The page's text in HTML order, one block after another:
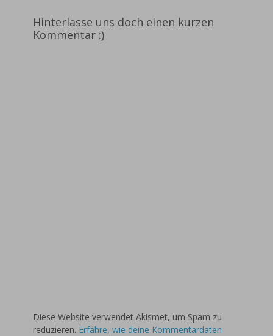
Hinterlasse uns doch einen kurzen
Kommentar :)
Diese Website verwendet Akismet, um Spam zu
reduzieren. Erfahre, wie deine Kommentardaten